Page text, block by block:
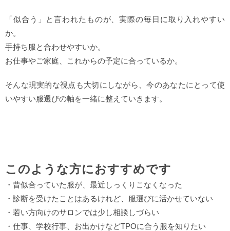
「似合う」と言われたものが、実際の毎日に取り入れやすい
か。
手持ち服と合わせやすいか。
お仕事やご家庭、これからの予定に合っているか。
そんな現実的な視点も大切にしながら、今のあなたにとって使
いやすい服選びの軸を一緒に整えていきます。
このような方におすすめです
・昔似合っていた服が、最近しっくりこなくなった
・診断を受けたことはあるけれど、服選びに活かせていない
・若い方向けのサロンでは少し相談しづらい
・仕事、学校行事、お出かけなどTPOに合う服を知りたい